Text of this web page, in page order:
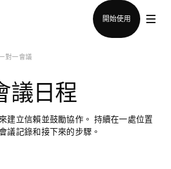
開始使用
對一會議
議日程
建立信賴並鼓勵協作。 持續在一處位置
議記錄和接下來的步驟。